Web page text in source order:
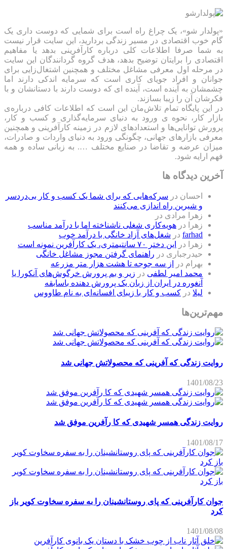
«پولدار شو»، یک چراغ راه است برای شمایی که دوست داری یک
گام خوب اقتصادی در مسیر زندگی بردارید، این سایت قرار نیست
به شما صرفا اطلاعات کلی درباره کارآفرینی بدهد یا مفاهیم
اقتصادی را برایتان توضیح بدهد، هدف گروه گردانندگان این سایت
در مرحله اول معرفی مشاغل مختلف و همچنین اشتغال‌زایی برای
جوانان و افراد جویای کاری است که سرمایه اندکی دارند اما
چشمشان به آینده است، آینده ای که دوست دارند با دستانشان و با
فکرشان آن را زیبا بسازند.
در این پایگاه تمام تلاش‌مان این است که ‌اطلاعات کافی درباره‌ی
بازار کار، نحوه ی ورود به دنیای سرمایه‌گذاری و کسب و کار،
پرورش توانایی‌ها و استعدادهای لازم در زمینه کارآفرینی و همچنین
معرفی بازارهای جهانی، چگونگی ورود به دنیای واردات و صادرات،
میزان عرضه و تقاضا در صنایع مختلف …. به زبانی ساده و همه
فهم ارایه شود.
آخرین دیدگاه ها
احسان در سرکه‌هایی که برای شما یک کسب و کار بی‌دردسر
و شیرین راه اندازی می‌کنند
زهرا مرادی در
زهرا
در هویه‌کاری شغلی ناشناخته اما با درآمد مناسب
farhad در شغل‌های آزاد خانگی با درآمد خوب
زهرا
در
این دختر ۷۰ سانتیمتری، یک کارآفرین نمونه است
حیدرجباری در راهنمای گرفتن مجوز مشاغل خانگی
بهرام در
از سه جوجه تا هشت هزار متر مزرعه
محمد امیر لطفی در زیر و بم پرورش خرگوش‌های آنکورا یا
آنغوره در ایران از زبان یک پرورش دهنده باسابقه
لیلا در کسب و کار با زیبای افسانه‌ای به نام طاووس
مهم‌ترین‌ها
روایت زندگی که آفرینی که محصولاتش جهانی شد
1401/08/23
روایت زندگی همسر شهیدی که کا رآفرین موفق شد
1401/08/17
جوان کارآفرینی که پای روستانشینان را به سفره سخاوت کویر باز
کرد
1401/08/08